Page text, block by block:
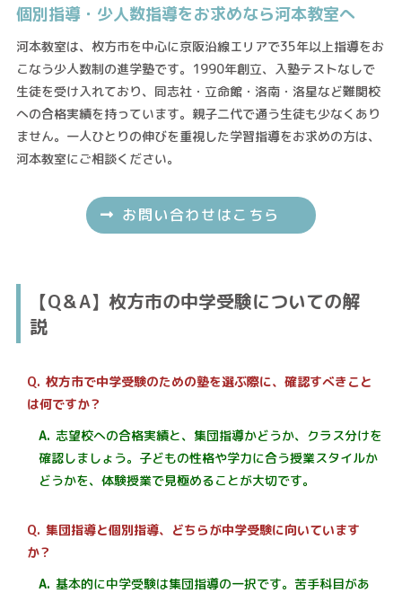
個別指導・少人数指導をお求めなら河本教室へ
河本教室は、枚方市を中心に京阪沿線エリアで35年以上指導をお
こなう少人数制の進学塾です。1990年創立、入塾テストなしで
生徒を受け入れており、同志社・立命館・洛南・洛星など難関校
への合格実績を持っています。親子二代で通う生徒も少なくあり
ません。一人ひとりの伸びを重視した学習指導をお求めの方は、
河本教室にご相談ください。
お問い合わせはこちら
【Q＆A】枚方市の中学受験についての解
説
枚方市で中学受験のための塾を選ぶ際に、確認すべきこと
は何ですか？
志望校への合格実績と、集団指導かどうか、クラス分けを
確認しましょう。子どもの性格や学力に合う授業スタイルか
どうかを、体験授業で見極めることが大切です。
集団指導と個別指導、どちらが中学受験に向いています
か？
基本的に中学受験は集団指導の一択です。苦手科目があ